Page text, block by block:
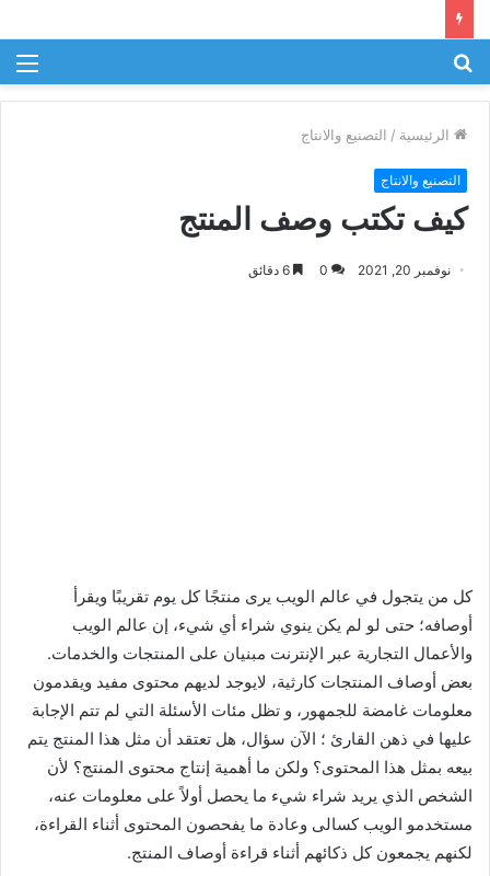
الرئيسية / التصنيع والانتاج
التصنيع والانتاج
كيف تكتب وصف المنتج
نوفمبر 20, 2021 0
كل من يتجول في عالم الويب يرى منتجًا كل يوم تقريبًا ويقرأ
أوصافه؛ حتى لو لم يكن ينوي شراء أي شيء، إن عالم الويب
والأعمال التجارية عبر الإنترنت مبنيان على المنتجات والخدمات.
بعض أوصاف المنتجات كارثية، لايوجد لديهم محتوى مفيد ويقدمون
معلومات غامضة للجمهور، و تظل مئات الأسئلة التي لم تتم الإجابة
عليها في ذهن القارئ ؛ الآن سؤال، هل تعتقد أن مثل هذا المنتج يتم
بيعه بمثل هذا المحتوى؟ ولكن ما أهمية إنتاج محتوى المنتج؟ لأن
الشخص الذي يريد شراء شيء ما يحصل أولاً على معلومات عنه،
مستخدمو الويب كسالى وعادة ما يفحصون المحتوى أثناء القراءة،
لكنهم يجمعون كل ذكائهم أثناء قراءة أوصاف المنتج.